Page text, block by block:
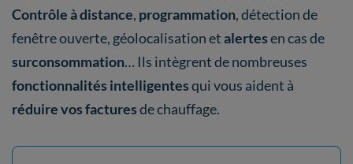
Contrôle à distance, programmation, détection de
fenêtre ouverte, géolocalisation etalertesen cas de
surconsommation… Ils intègrent de nombreuses
fonctionnalités intelligentesqui vous aident à
réduire vosfacturesde chauffage.